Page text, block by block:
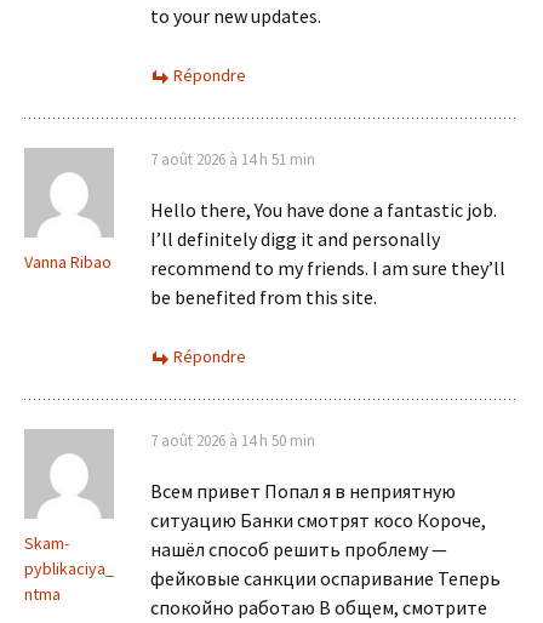
to your new updates.
Répondre
Vanna Ribao
7 août 2026 à 14 h 51 min
Hello there, You have done a fantastic job.
I’ll definitely digg it and personally
recommend to my friends. I am sure they’ll
be benefited from this site.
Répondre
Skam-
pyblikaciya_
ntma
7 août 2026 à 14 h 50 min
Всем привет Попал я в неприятную
ситуацию Банки смотрят косо Короче,
нашёл способ решить проблему —
фейковые санкции оспаривание Теперь
спокойно работаю В общем, смотрите